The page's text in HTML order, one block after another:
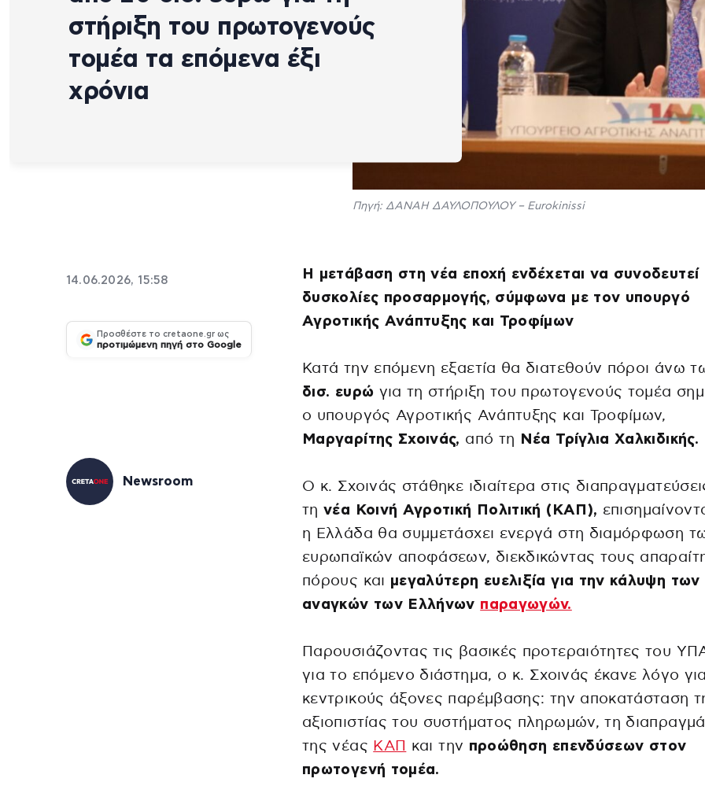
στήριξη του πρωτογενούς
τομέα τα επόμενα έξι
χρόνια
Πηγή: ΔΑΝΑΗ ΔΑΥΛΟΠΟΥΛΟΥ – Eurokinissi
14.06.2026, 15:58
Προσθέστε το cretaone.gr ως
προτιμώμενη πηγή στο Google
Newsroom
H μετάβαση στη νέα εποχή ενδέχεται να συνοδευτεί
δυσκολίες προσαρμογής, σύμφωνα με τον υπουργό
Αγροτικής Ανάπτυξης και Τροφίμων
Κατά την επόμενη εξαετία θα διατεθούν πόροι άνω
δισ. ευρώ για τη στήριξη του πρωτογενούς τομέα
ο υπουργός Αγροτικής Ανάπτυξης και Τροφίμων,
Μαργαρίτης Σχοινάς, από τη Νέα Τρίγλια Χαλκιδικής.
Ο κ. Σχοινάς στάθηκε ιδιαίτερα στις
τηνέα Κοινή Αγροτική Πολιτική (ΚΑΠ),
η Ελλάδα θα συμμετάσχει ενεργά στη διαμόρφωση
ευρωπαϊκών αποφάσεων, διεκδικώντας τους
πόρους και μεγαλύτερη ευελιξία για την κάλυψη των
αναγκών των Ελλήνων παραγωγών.
Παρουσιάζοντας τις βασικές προτεραιότητες του
για το επόμενο διάστημα, ο κ. Σχοινάς έκανε λόγο
κεντρικούς άξονες παρέμβασης: την αποκατάσταση
αξιοπιστίας του συστήματος πληρωμών, τη
της νέας ΚΑΠ και την προώθηση επενδύσεων στον
πρωτογενή τομέα.